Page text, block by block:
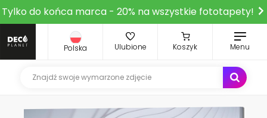
Tylko do końca marca - 20% na wszystkie fototapety!
Polska Ulubione Koszyk Menu